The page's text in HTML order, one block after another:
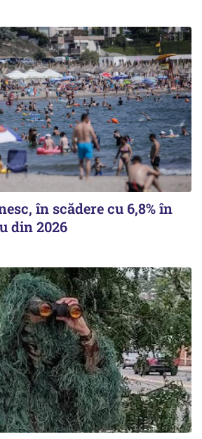
în scădere cu 6,8% în
din 2026